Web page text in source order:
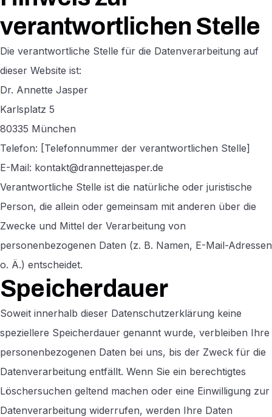
verantwortlichen Stelle
Die verantwortliche Stelle für die Datenverarbeitung auf
dieser Website ist:
Dr. Annette Jasper
Karlsplatz 5
80335 München
Telefon: [Telefonnummer der verantwortlichen Stelle]
E-Mail: kontakt@drannettejasper.de
Verantwortliche Stelle ist die natürliche oder juristische
Person, die allein oder gemeinsam mit anderen über die
Zwecke und Mittel der Verarbeitung von
personenbezogenen Daten (z. B. Namen, E-Mail-Adressen
o. Ä.) entscheidet.
Speicherdauer
Soweit innerhalb dieser Datenschutzerklärung keine
speziellere Speicherdauer genannt wurde, verbleiben Ihre
personenbezogenen Daten bei uns, bis der Zweck für die
Datenverarbeitung entfällt. Wenn Sie ein berechtigtes
Löschersuchen geltend machen oder eine Einwilligung zur
Datenverarbeitung widerrufen, werden Ihre Daten